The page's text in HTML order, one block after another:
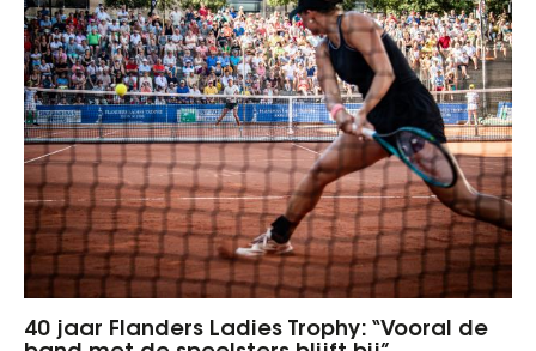
40 jaar Flanders Ladies Trophy: “Vooral de